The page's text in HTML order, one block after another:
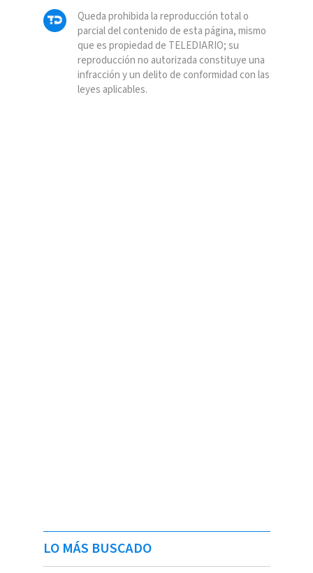
Queda prohibida la reproducción total o
parcial del contenido de esta página, mismo
que es propiedad de TELEDIARIO; su
reproducción no autorizada constituye una
infracción y un delito de conformidad con las
leyes aplicables.
LO MÁS BUSCADO